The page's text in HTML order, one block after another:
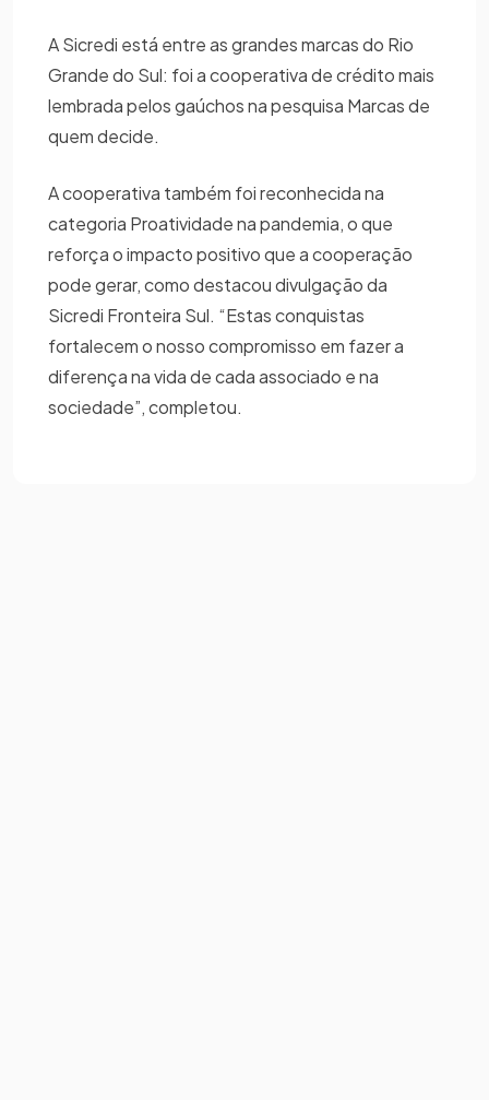
A Sicredi está entre as grandes marcas do Rio
Grande do Sul: foi a cooperativa de crédito mais
lembrada pelos gaúchos na pesquisa Marcas de
quem decide.
A cooperativa também foi reconhecida na
categoria Proatividade na pandemia, o que
reforça o impacto positivo que a cooperação
pode gerar, como destacou divulgação da
Sicredi Fronteira Sul. “Estas conquistas
fortalecem o nosso compromisso em fazer a
diferença na vida de cada associado e na
sociedade”, completou.